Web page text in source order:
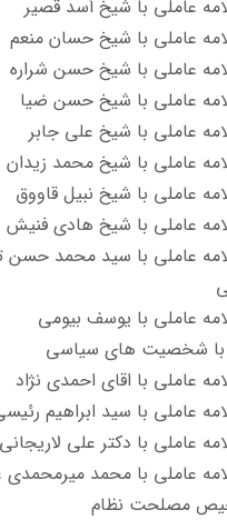
عاملي با شيخ أسد قصير
عاملي با شيخ حسان منعم
عاملي با شيخ حسن شراره
عاملي با شيخ حسن ضيا
عاملي با شيخ علي جابر
عاملي با شيخ محمد زيدان
عاملي با شيخ نبيل قاووق
عاملي با شیخ هادی فنیش
عاملي با سيد محمد حسن
عاملي با يوسف بيومی
با شخصیت های سیاسی
عاملي با اقای احمدی نژاد
عاملي با سید ابراهیم
عاملي با دكتر علي لاريجاني
عاملي با محمد
مصلحت نظام